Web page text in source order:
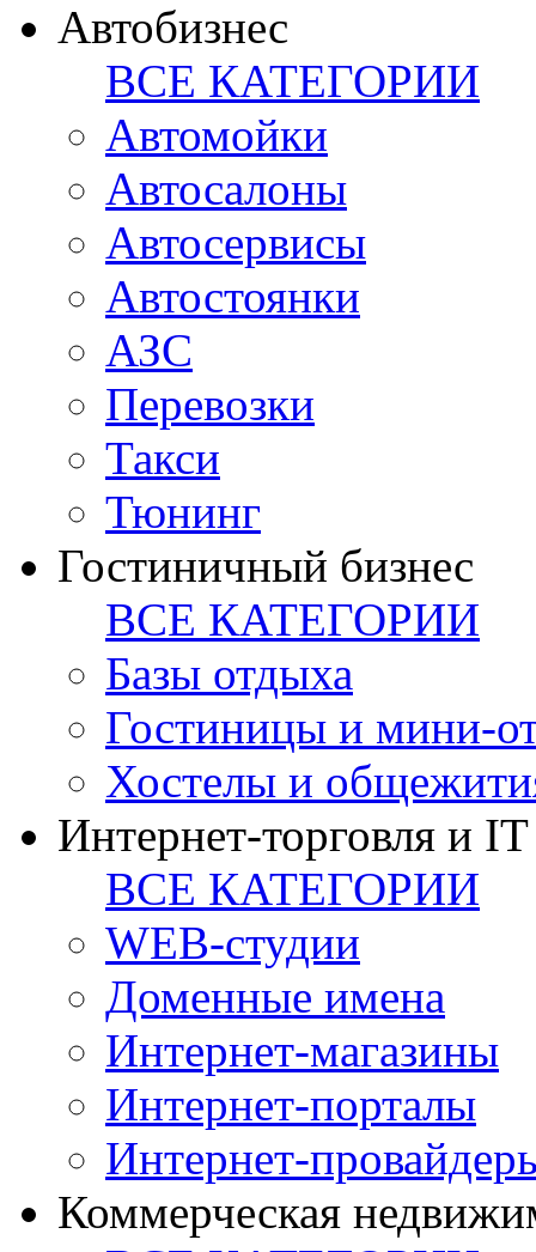
Автобизнес
ВСЕ КАТЕГОРИИ
Автомойки
Автосалоны
Автосервисы
Автостоянки
АЗС
Перевозки
Такси
Тюнинг
Гостиничный бизнес
ВСЕ КАТЕГОРИИ
Базы отдыха
Гостиницы и мини-
Хостелы и
Интернет-торговля и IT
ВСЕ КАТЕГОРИИ
WEB-студии
Доменные имена
Интернет-магазины
Интернет-порталы
Интернет-
Коммерческая